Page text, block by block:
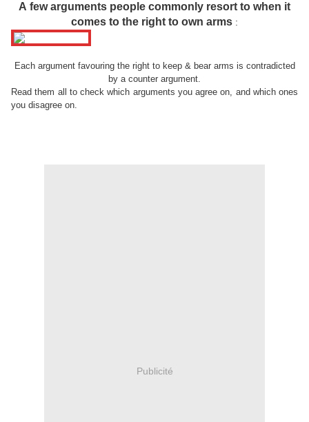
A few arguments people commonly resort to when it
comes to the right to own arms :
Each argument favouring the right to keep & bear arms is contradicted
by a counter argument.
Read them all to check which arguments you agree on, and which ones
you disagree on.
Publicité